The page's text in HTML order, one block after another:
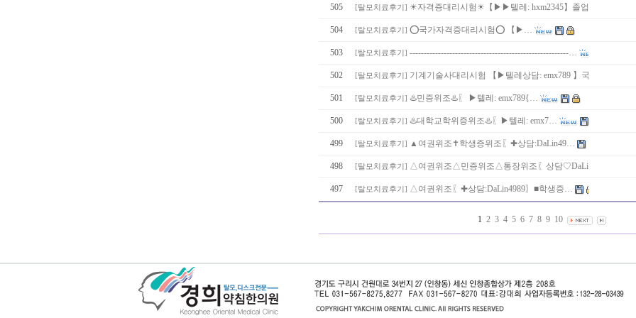
505 [탈모치료후기 ] ☀자격증대리시험☀【▶▶텔레: hxm2345】졸업증…
504 [탈모치료후기 ] ⭕️국가자격증대리시험⭕️ 【▶…
503 [탈모치료후기 ] --------------------------------------------------------…
502 [탈모치료후기 ] 기계기술사대리시험 【▶텔레상담: emx789 】국가기술자격
501 [탈모치료후기 ] ♨️민증위조♨️〖 ▶텔레: emx789{…
500 [탈모치료후기 ] ♨️대학교학위증위조♨️〖▶텔레: emx7…
499 [탈모치료후기 ] ▲여권위조✝학생증위조〖✚상담:DaLin49…
498 [탈모치료후기 ] △여권위조△민증위조△통장위조〖상담♡DaLin4989…
497 [탈모치료후기 ] △여권위조〖✚상담:DaLin4989〗■학생증…
1 2 3 4 5 6 7 8 9 10